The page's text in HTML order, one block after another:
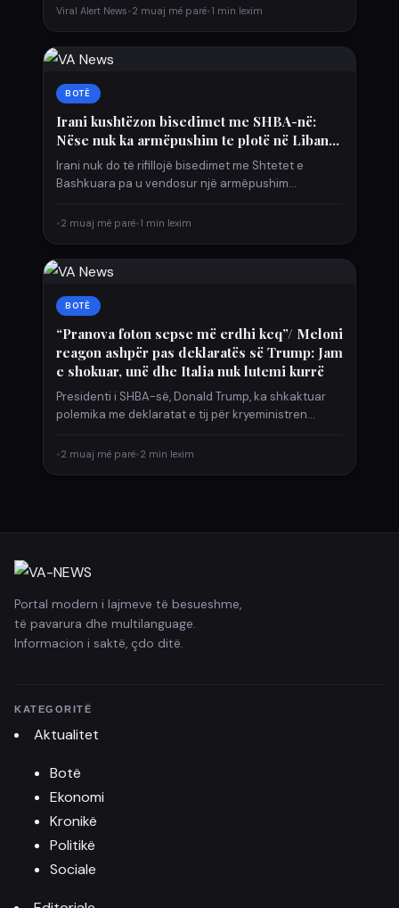
Viral Alert News•2 muaj më parë•1 min lexim
BOTË
Irani kushtëzon bisedimet me SHBA-në:
Nëse nuk ka armëpushim te plotë në Liban…
Irani nuk do të rifillojë bisedimet me Shtetet e
Bashkuara pa u vendosur një armëpushim
•2 muaj më parë•1 min lexim
BOTË
“Pranova foton sepse më erdhi keq”/ Meloni
reagon ashpër pas deklaratës së Trump: Jam
e shokuar, unë dhe Italia nuk lutemi kurrë
Presidenti i SHBA-së, Donald Trump, ka shkaktuar
polemika me deklaratat e tij për kryeministren
•2 muaj më parë•2 min lexim
Portal modern i lajmeve të besueshme,
të pavarura dhe multilanguage.
Informacion i saktë, çdo ditë.
KATEGORITË
Aktualitet
Botë
Ekonomi
Kronikë
Politikë
Sociale